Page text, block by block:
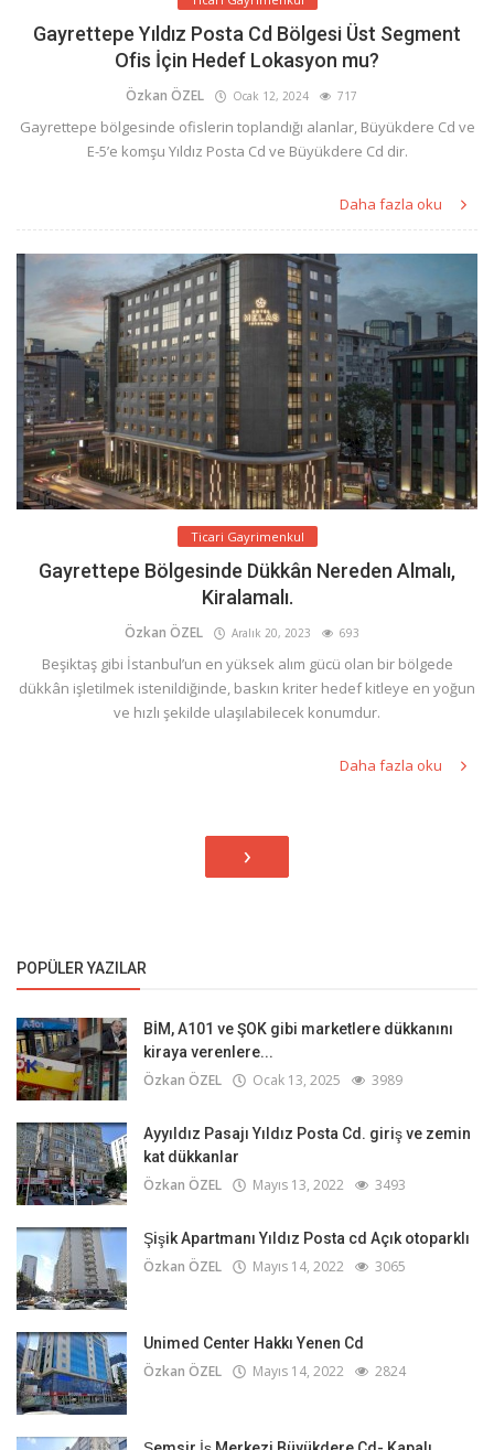
Gayrettepe Yıldız Posta Cd Bölgesi Üst Segment
Ofis İçin Hedef Lokasyon mu?
Özkan ÖZEL Ocak 12, 2024 717
Gayrettepe bölgesinde ofislerin toplandığı alanlar, Büyükdere Cd ve
E-5’e komşu Yıldız Posta Cd ve Büyükdere Cd dir.
Daha fazla oku
Ticari Gayrimenkul
Gayrettepe Bölgesinde Dükkân Nereden Almalı,
Kiralamalı.
Özkan ÖZEL Aralık 20, 2023 693
Beşiktaş gibi İstanbul’un en yüksek alım gücü olan bir bölgede
dükkân işletilmek istenildiğinde, baskın kriter hedef kitleye en yoğun
ve hızlı şekilde ulaşılabilecek konumdur.
Daha fazla oku
›
POPÜLER YAZILAR
BİM, A101 ve ŞOK gibi marketlere dükkanını
kiraya verenlere...
Özkan ÖZEL Ocak 13, 2025 3989
Ayyıldız Pasajı Yıldız Posta Cd. giriş ve zemin
kat dükkanlar
Özkan ÖZEL Mayıs 13, 2022 3493
Şişik Apartmanı Yıldız Posta cd Açık otoparklı
Özkan ÖZEL Mayıs 14, 2022 3065
Unimed Center Hakkı Yenen Cd
Özkan ÖZEL Mayıs 14, 2022 2824